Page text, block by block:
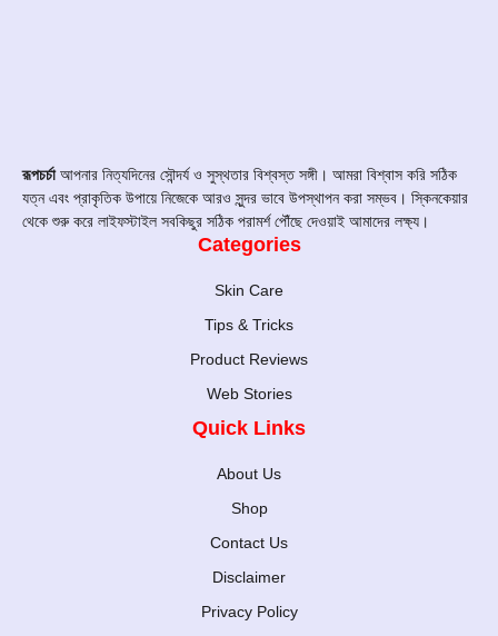
রূপচর্চাআপনার নিত্যদিনের সৌন্দর্য ও সুস্থতার বিশ্বস্ত সঙ্গী। আমরা বিশ্বাস করি সঠিক
যত্ন এবং প্রাকৃতিক উপায়ে নিজেকে আরও সুন্দর ভাবে উপস্থাপন করা সম্ভব। স্কিনকেয়ার
থেকে শুরু করে লাইফস্টাইল সবকিছুর সঠিক পরামর্শ পৌঁছে দেওয়াই আমাদের লক্ষ্য।
Categories
Skin Care
Tips & Tricks
Product Reviews
Web Stories
Quick Links
About Us
Shop
Contact Us
Disclaimer
Privacy Policy